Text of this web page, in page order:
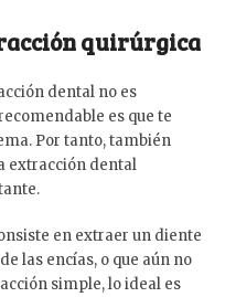
quirúrgica
dental no es
es que te
Por tanto, también
extracción dental
en extraer un diente
las encías, o que aún no
simple, lo ideal es